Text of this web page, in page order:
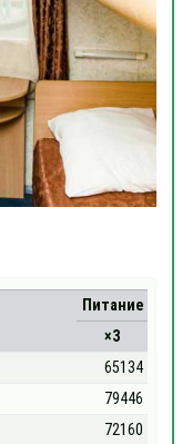
Питание
×3
65134
79446
72160